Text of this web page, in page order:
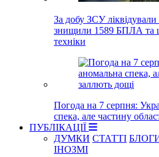
За добу ЗСУ
знищили 1589 БПЛА та
техніки
Погода на 7 серпня:
спека, але частину
ПУБЛІКАЦІЇ
ДУМКИ СТАТТІ
ІНОЗМІ